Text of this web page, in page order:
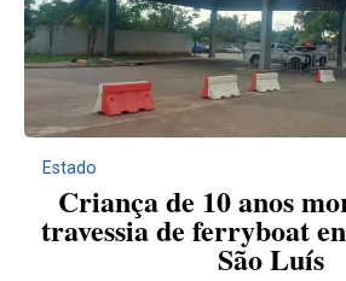
Estado
Criança de 10 anos
travessia de ferryboat
São Luís